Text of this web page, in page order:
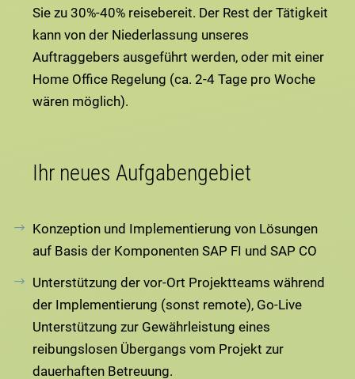
Sie zu 30%-40% reisebereit. Der Rest der Tätigkeit
kann von der Niederlassung unseres
Auftraggebers ausgeführt werden, oder mit einer
Home Office Regelung (ca. 2-4 Tage pro Woche
wären möglich).
Ihr neues Aufgabengebiet
Konzeption und Implementierung von Lösungen
auf Basis der Komponenten SAP FI und SAP CO
Unterstützung der vor-Ort Projektteams während
der Implementierung (sonst remote), Go-Live
Unterstützung zur Gewährleistung eines
reibungslosen Übergangs vom Projekt zur
dauerhaften Betreuung.